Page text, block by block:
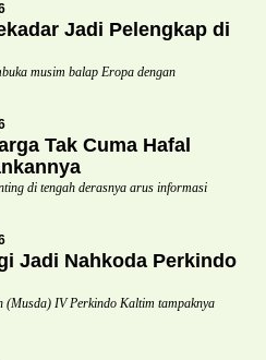
Jadi Pelengkap di
musim balap Eropa dengan
Tak Cuma Hafal
di tengah derasnya arus informasi
Jadi Nahkoda Perkindo
IV Perkindo Kaltim tampaknya